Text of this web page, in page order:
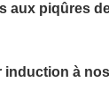
aux piqûres
à